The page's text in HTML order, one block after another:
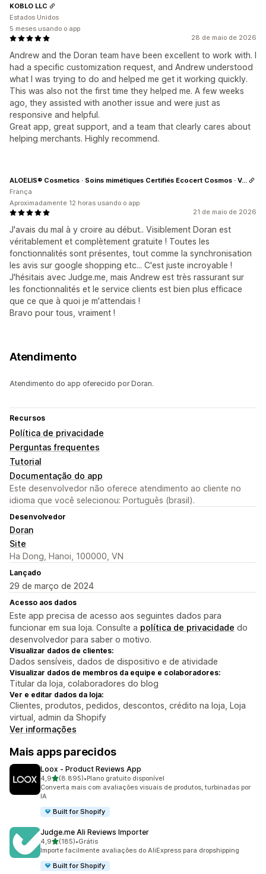
28 de maio de 2026
Andrew and the Doran team have been excellent to work with. I
had a specific customization request, and Andrew understood
what I was trying to do and helped me get it working quickly.
This was also not the first time they helped me. A few weeks
ago, they assisted with another issue and were just as
responsive and helpful.
Great app, great support, and a team that clearly cares about
helping merchants. Highly recommend.
KOBLO LLC
Estados Unidos
5 meses usando o app
21 de maio de 2026
J'avais du mal à y croire au début.. Visiblement Doran est
véritablement et complètement gratuite ! Toutes les
fonctionnalités sont présentes, tout comme la synchronisation
les avis sur google shopping etc... C'est juste incroyable !
J'hésitais avec Judge.me, mais Andrew est très rassurant sur
les fonctionnalités et le service clients est bien plus efficace
que ce que à quoi je m'attendais !
Bravo pour tous, vraiment !
ALOELIS® Cosmetics · Soins mimétiques Certifiés Ecocert Cosmos · Vegan
França
Aproximadamente 12 horas usando o app
Atendimento
Atendimento do app oferecido por Doran.
Recursos
Política de privacidade
Perguntas frequentes
Tutorial
Documentação do app
Este desenvolvedor não oferece atendimento ao cliente no
idioma que você selecionou: Português (brasil).
Desenvolvedor
Doran
Site
Ha Dong, Hanoi, 100000, VN
Lançado
29 de março de 2024
Acesso aos dados
Este app precisa de acesso aos seguintes dados para
funcionar em sua loja. Consulte a política de privacidade do
desenvolvedor para saber o motivo.
Visualizar dados de clientes:
Dados sensíveis, dados de dispositivo e de atividade
Visualizar dados de membros da equipe e colaboradores:
Titular da loja, colaboradores do blog
Ver e editar dados da loja:
Clientes, produtos, pedidos, descontos, crédito na loja, Loja
virtual, admin da Shopify
Ver informações
Mais apps parecidos
Loox ‑ Product Reviews App
4,9de 5 estrelas
(8.895)
8895 avaliações ao todo
•Plano gratuito disponível
Converta mais com avaliações visuais de produtos, turbinadas por
IA
Built for Shopify
Judge.me Ali Reviews Importer
4,9de 5 estrelas
(185)
185 avaliações ao todo
•Grátis
Importe facilmente avaliações do AliExpress para dropshipping
Built for Shopify